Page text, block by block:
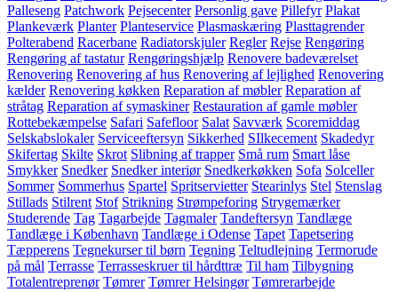
Palleseng Patchwork Pejsecenter Personlig gave Pillefyr Plakat
Plankeværk Planter Planteservice Plasmaskæring Plasttagrender
Polterabend Racerbane Radiatorskjuler Regler Rejse Rengøring
Rengøring af tastatur Rengøringshjælp Renovere badeværelset
Renovering Renovering af hus Renovering af lejlighed Renovering
kælder Renovering køkken Reparation af møbler Reparation af
stråtag Reparation af symaskiner Restauration af gamle møbler
Rottebekæmpelse Safari Safefloor Salat Savværk Scoremiddag
Selskabslokaler Serviceeftersyn Sikkerhed SIlkecement Skadedyr
Skifertag Skilte Skrot Slibning af trapper Små rum Smart låse
Smykker Snedker Snedker interiør Snedkerkøkken Sofa Solceller
Sommer Sommerhus Spartel Spritservietter Stearinlys Stel Stenslag
Stillads Stilrent Stof Strikning Strømpeforing Strygemærker
Studerende Tag Tagarbejde Tagmaler Tandeftersyn Tandlæge
Tandlæge i København Tandlæge i Odense Tapet Tapetsering
Tæpperens Tegnekurser til børn Tegning Teltudlejning Termorude
på mål Terrasse Terrasseskruer til hårdttræ Til ham Tilbygning
Totalentreprenør Tømrer Tømrer Helsingør Tømrerarbejde